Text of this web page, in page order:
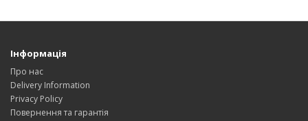
Інформація
Про нас
Delivery Information
Privacy Policy
Повернення та гарантія